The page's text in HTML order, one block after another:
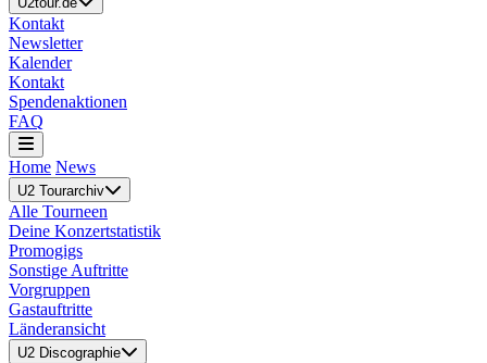
Kontakt
Newsletter
Kalender
Kontakt
Spendenaktionen
FAQ
Home News
U2 Tourarchiv
Alle Tourneen
Deine Konzertstatistik
Promogigs
Sonstige Auftritte
Vorgruppen
Gastauftritte
Länderansicht
U2 Discographie